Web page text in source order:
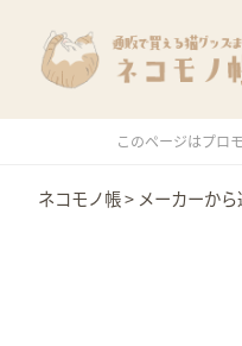
猫グッズ一覧
メーカー別
価格別
このページはプロ
ネコモノ帳> メーカーか